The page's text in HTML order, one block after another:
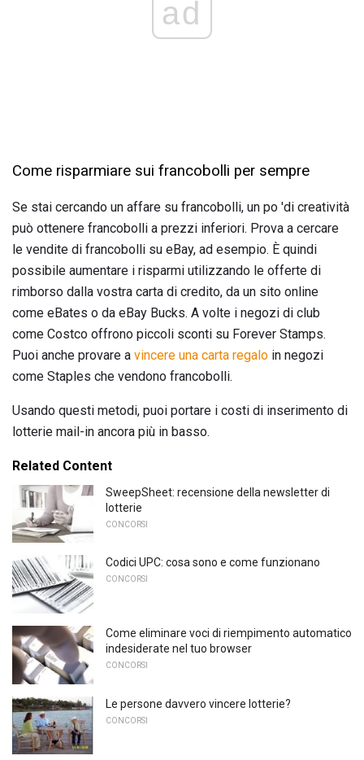
ad
Come risparmiare sui francobolli per sempre
Se stai cercando un affare su francobolli, un po 'di creatività
può ottenere francobolli a prezzi inferiori. Prova a cercare
le vendite di francobolli su eBay, ad esempio. È quindi
possibile aumentare i risparmi utilizzando le offerte di
rimborso dalla vostra carta di credito, da un sito online
come eBates o da eBay Bucks. A volte i negozi di club
come Costco offrono piccoli sconti su Forever Stamps.
Puoi anche provare a vincere una carta regalo in negozi
come Staples che vendono francobolli.
Usando questi metodi, puoi portare i costi di inserimento di
lotterie mail-in ancora più in basso.
Related Content
SweepSheet: recensione della newsletter di
lotterie
CONCORSI
Codici UPC: cosa sono e come funzionano
CONCORSI
Come eliminare voci di riempimento automatico
indesiderate nel tuo browser
CONCORSI
Le persone davvero vincere lotterie?
CONCORSI